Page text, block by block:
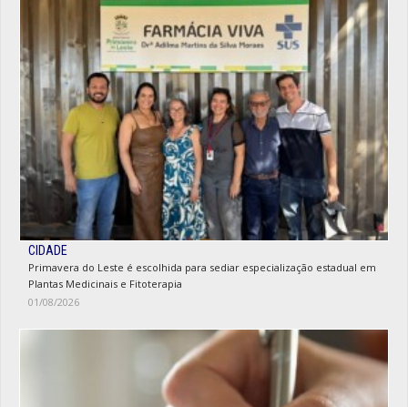
CIDADE
Primavera do Leste é escolhida para sediar especialização estadual em
Plantas Medicinais e Fitoterapia
01/08/2026